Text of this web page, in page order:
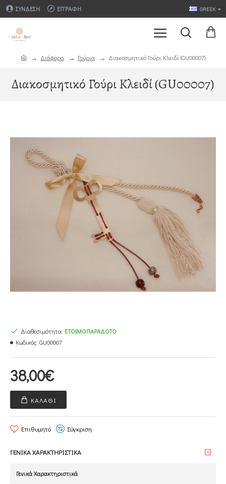
ΣΎΝΔΕΣΗ ΕΓΓΡΑΦΉ GREEK
Διάφορα Γούρια Διακοσμητικό Γούρι Κλειδί (GU00007)
Διακοσμητικό Γούρι Κλειδί (GU00007)
38,00€
Διαθεσιμότητα: ΕΤΟΙΜΟΠΑΡΆΔΟΤΟ
Κωδικός: GU00007
ΚΑΛΆΘΙ
Επιθυμητό Σύγκριση
ΓΕΝΙΚΑ ΧΑΡΑΚΤΗΡΙΣΤΙΚΑ
Γενικά Χαρακτηριστικά